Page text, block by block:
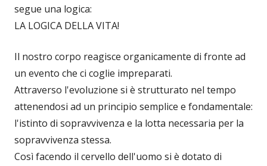
segue una logica:
LA LOGICA DELLA VITA!
Il nostro corpo reagisce organicamente di fronte ad
un evento che ci coglie impreparati.
Attraverso l'evoluzione si è strutturato nel tempo
attenendosi ad un principio semplice e fondamentale:
l'istinto di sopravvivenza e la lotta necessaria per la
sopravvivenza stessa.
Così facendo il cervello dell'uomo si è dotato di